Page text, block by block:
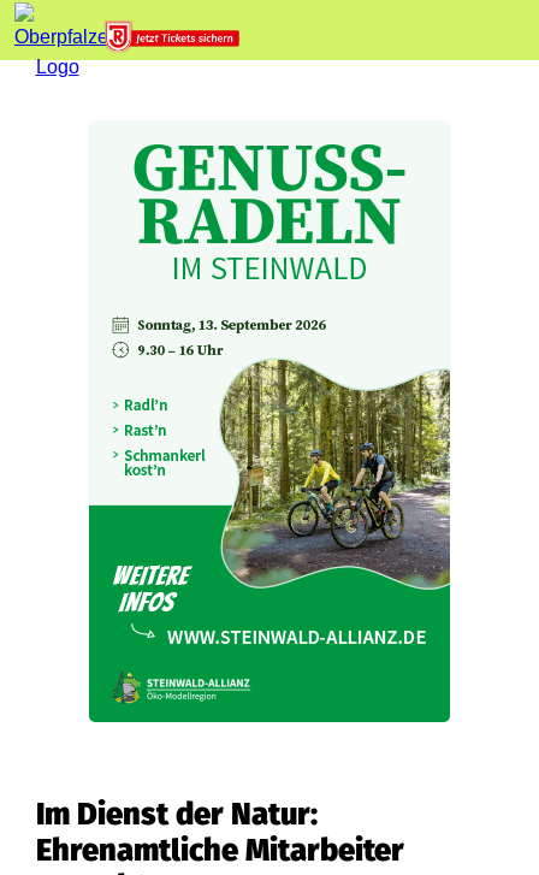
Im Dienst der Natur:
Ehrenamtliche Mitarbeiter